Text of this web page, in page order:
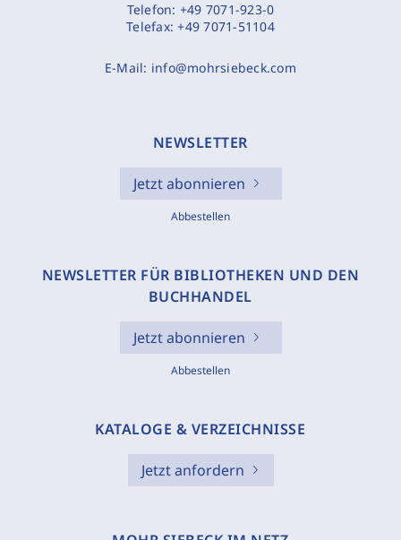
Telefon: +49 7071-923-0
Telefax:+49 7071-51104
E-Mail: info@mohrsiebeck.com
NEWSLETTER
Jetzt abonnieren
Abbestellen
NEWSLETTER FÜR BIBLIOTHEKEN UND DEN
BUCHHANDEL
Jetzt abonnieren
Abbestellen
KATALOGE & VERZEICHNISSE
Jetzt anfordern